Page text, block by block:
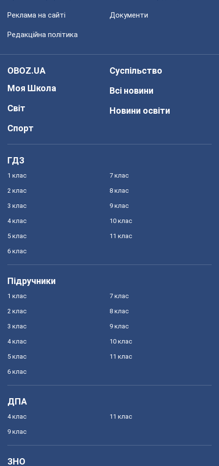
Реклама на сайті Документи
Редакційна політика
OBOZ.UA
Моя Школа
Світ
Спорт
Суспільство
Всі новини
Новини освіти
ГДЗ
1 клас
2 клас
3 клас
4 клас
5 клас
6 клас
7 клас
8 клас
9 клас
10 клас
11 клас
Підручники
1 клас
2 клас
3 клас
4 клас
5 клас
6 клас
7 клас
8 клас
9 клас
10 клас
11 клас
ДПА
4 клас
9 клас
11 клас
ЗНО